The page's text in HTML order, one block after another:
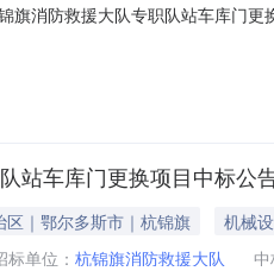
旗消防救援大队专职队站车库门
（万元）四、主要标的
站车库门更换项目中标公
区｜鄂尔多斯市｜杭锦旗
机械
标单位： 杭锦旗消防救援大队